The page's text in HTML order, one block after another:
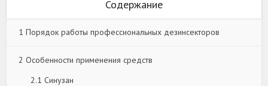
Содержание
1 Порядок работы профессиональных дезинсекторов
2 Особенности применения средств
2.1 Синузан